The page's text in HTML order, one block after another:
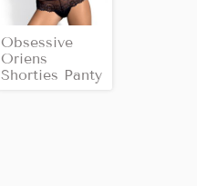
Obsessive
Oriens
Shorties Panty